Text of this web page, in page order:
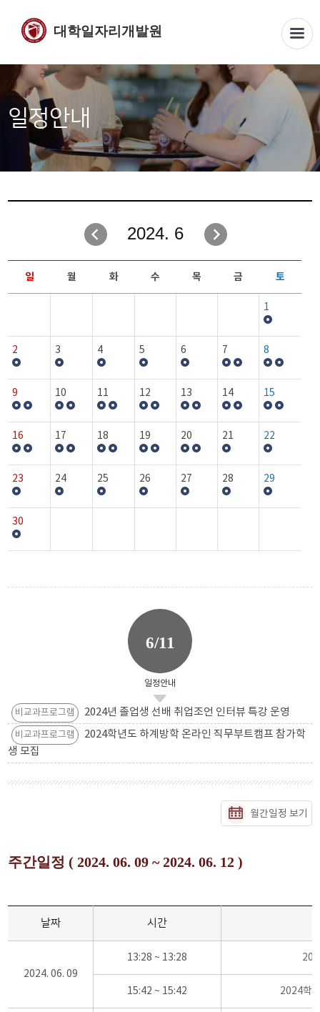
대학일자리개발원
일정안내
2024. 6
일 월 화 수 목 금 토
1
2 3 4 5 6 7 8
9 10 11 12 13 14 15
16 17 18 19 20 21 22
23 24 25 26 27 28 29
30
6/11
일정안내
비교과프로그램 2024년 졸업생 선배 취업조언 인터뷰 특강 운영
비교과프로그램
2024학년도 하계방학 온라인 직무부트캠프 참가학
생 모집
월간일정 보기
주간일정 ( 2024. 06. 09 ~ 2024. 06. 12 )
날짜 시간
2024. 06. 09
13:28 ~ 13:28
15:42 ~ 15:42 2024학